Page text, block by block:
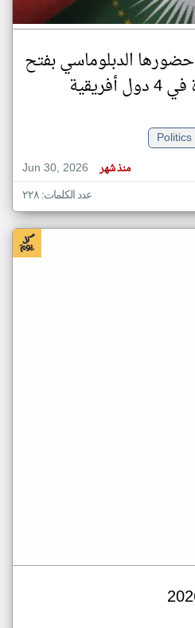
الدبلوماسي بفتح
Politics
Jun 30, 2026
منذ شهر
عدد الكلمات: ٢٢٨